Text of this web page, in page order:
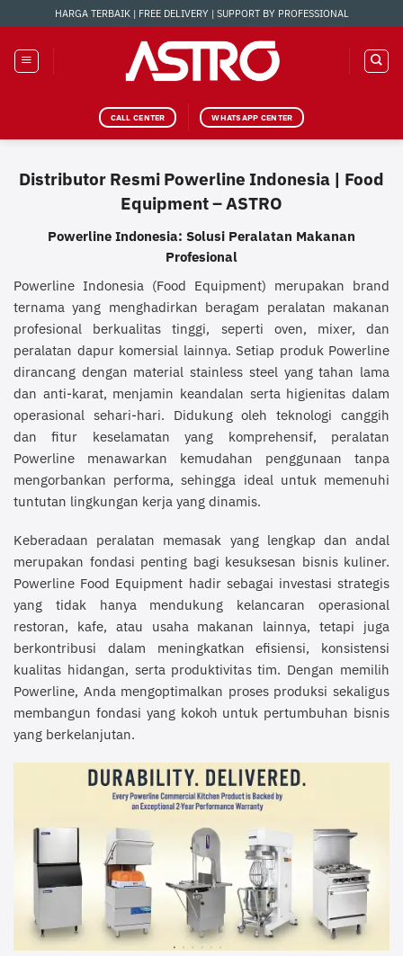
to
content
HARGA TERBAIK | FREE DELIVERY | SUPPORT BY PROFESSIONAL
CALL CENTER WHATSAPP CENTER
Distributor Resmi Powerline Indonesia | Food
Equipment – ASTRO
Powerline Indonesia: Solusi Peralatan Makanan
Profesional
Powerline Indonesia (Food Equipment) merupakan brand
ternama yang menghadirkan beragam peralatan makanan
profesional berkualitas tinggi, seperti oven, mixer, dan
peralatan dapur komersial lainnya. Setiap produk Powerline
dirancang dengan material stainless steel yang tahan lama
dan anti-karat, menjamin keandalan serta higienitas dalam
operasional sehari-hari. Didukung oleh teknologi canggih
dan fitur keselamatan yang komprehensif, peralatan
Powerline menawarkan kemudahan penggunaan tanpa
mengorbankan performa, sehingga ideal untuk memenuhi
tuntutan lingkungan kerja yang dinamis.
Keberadaan peralatan memasak yang lengkap dan andal
merupakan fondasi penting bagi kesuksesan bisnis kuliner.
Powerline Food Equipment hadir sebagai investasi strategis
yang tidak hanya mendukung kelancaran operasional
restoran, kafe, atau usaha makanan lainnya, tetapi juga
berkontribusi dalam meningkatkan efisiensi, konsistensi
kualitas hidangan, serta produktivitas tim. Dengan memilih
Powerline, Anda mengoptimalkan proses produksi sekaligus
membangun fondasi yang kokoh untuk pertumbuhan bisnis
yang berkelanjutan.